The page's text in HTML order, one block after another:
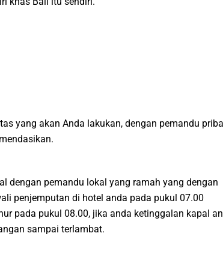
yang akan Anda lakukan, dengan pemandu
dengan pemandu lokal yang ramah yang dengan
penjemputan di hotel anda pada pukul 07.00
pada pukul 08.00, jika anda ketinggalan kapal
sampai terlambat.